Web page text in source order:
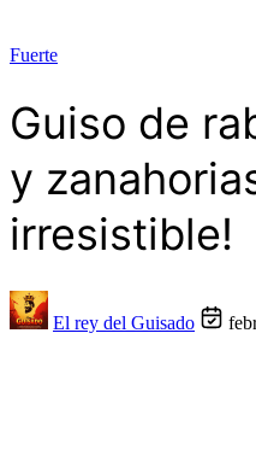
Fuerte
Guiso de
y
irresistible!
El rey del Guisado